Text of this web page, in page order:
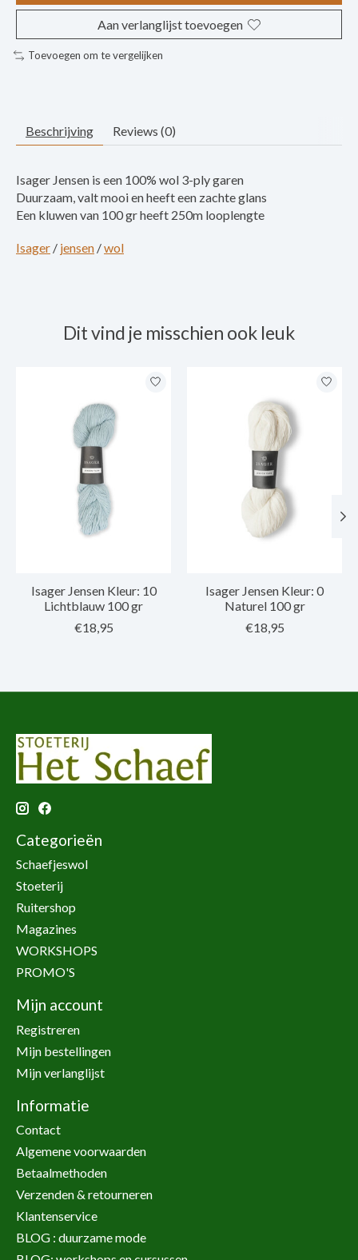
Aan verlanglijst toevoegen
Toevoegen om te vergelijken
Beschrijving Reviews (0)
Isager Jensen is een 100% wol 3-ply garen
Duurzaam, valt mooi en heeft een zachte glans
Een kluwen van 100 gr heeft 250m looplengte
Isager / jensen /wol
Dit vind je misschien ook leuk
Items van productcarrousel
Isager Jensen Kleur: 10
Lichtblauw 100 gr
€18,95
Isager Jensen Kleur: 0
Naturel 100 gr
€18,95
Categorieën
Schaefjeswol
Stoeterij
Ruitershop
Magazines
WORKSHOPS
PROMO'S
Mijn account
Registreren
Mijn bestellingen
Mijn verlanglijst
Informatie
Contact
Algemene voorwaarden
Betaalmethoden
Verzenden & retourneren
Klantenservice
BLOG : duurzame mode